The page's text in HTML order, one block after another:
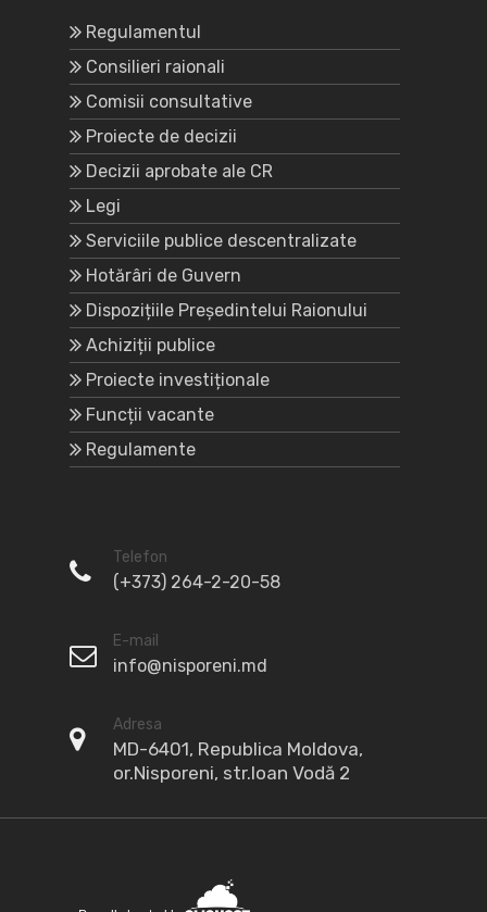
Regulamentul
Consilieri raionali
Comisii consultative
Proiecte de decizii
Decizii aprobate ale CR
Legi
Serviciile publice descentralizate
Hotărâri de Guvern
Dispozițiile Președintelui Raionului
Achiziții publice
Proiecte investiționale
Funcții vacante
Regulamente
Telefon
(+373) 264-2-20-58
E-mail
info@nisporeni.md
Adresa
MD-6401, Republica Moldova,
or.Nisporeni, str.Ioan Vodă 2